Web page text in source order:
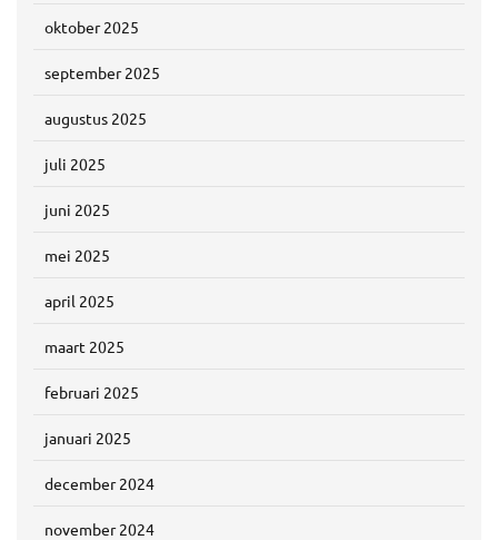
oktober 2025
september 2025
augustus 2025
juli 2025
juni 2025
mei 2025
april 2025
maart 2025
februari 2025
januari 2025
december 2024
november 2024